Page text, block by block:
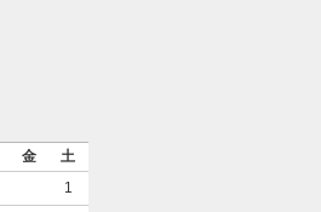
金
土
1